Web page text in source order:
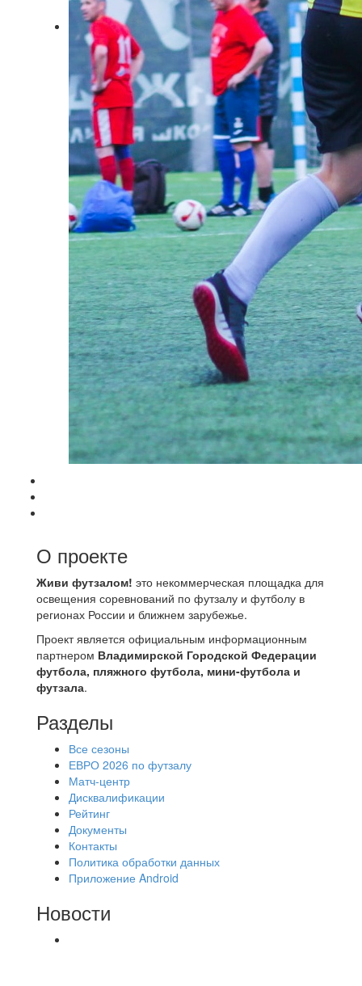
О проекте
Живи футзалом! это некоммерческая площадка для
освещения соревнований по футзалу и футболу в
регионах России и ближнем зарубежье.
Проект является официальным информационным
партнером Владимирской Городской Федерации
футбола, пляжного футбола, мини-футбола и
футзала.
Разделы
Все сезоны
ЕВРО 2026 по футзалу
Матч-центр
Дисквалификации
Рейтинг
Документы
Контакты
Политика обработки данных
Приложение Android
Новости